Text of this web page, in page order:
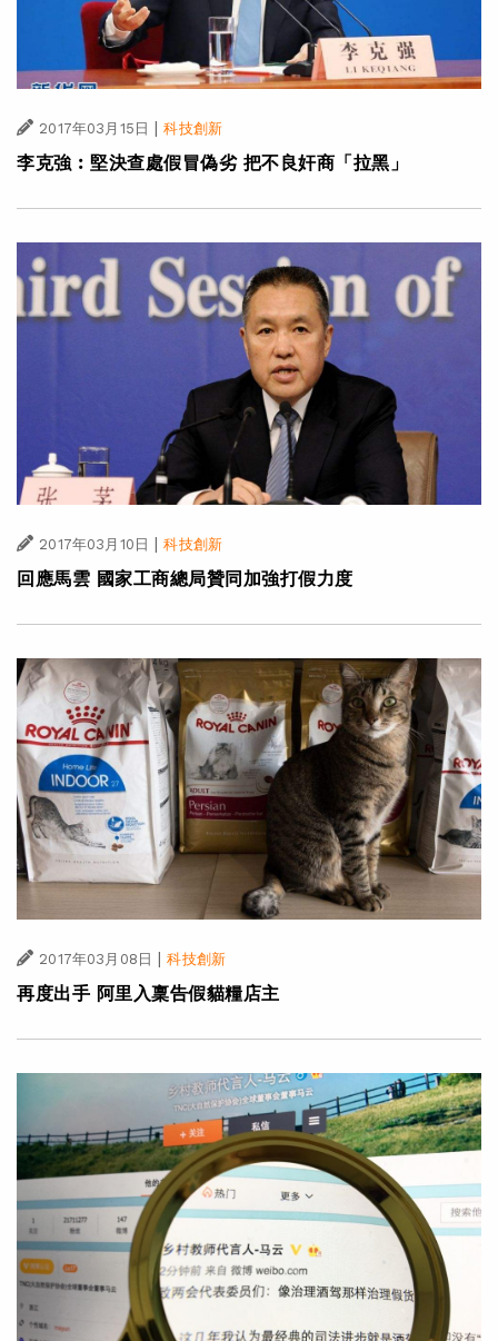
2017年03月15日 科技創新
李克強︰堅決查處假冒偽劣 把不良奸商「拉黑」
2017年03月10日 | 科技創新
回應馬雲 國家工商總局贊同加強打假力度
2017年03月08日 | 科技創新
再度出手 阿里入稟告假貓糧店主